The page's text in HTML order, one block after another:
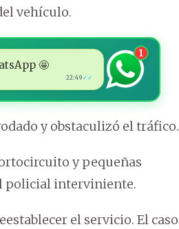
vehículo.
🤩
22:49 ✓✓
1
y obstaculizó el tráfico.
y pequeñas
policial interviniente.
el servicio. El caso